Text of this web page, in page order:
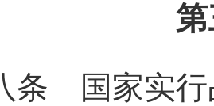
条 国家实行